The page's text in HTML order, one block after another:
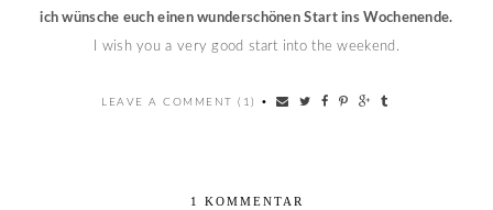
ich wünsche euch einen wunderschönen Start ins Wochenende.
I wish you a very good start into the weekend.
LEAVE A COMMENT (1) •
1 KOMMENTAR